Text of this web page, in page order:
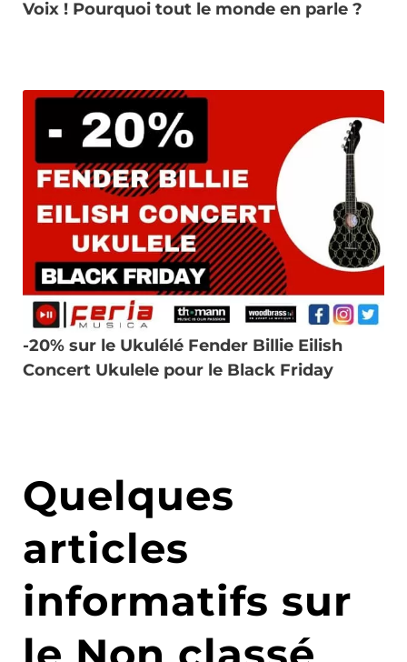
Voix ! Pourquoi tout le monde en parle ?
-20% sur le Ukulélé Fender Billie Eilish
Concert Ukulele pour le Black Friday
Quelques
articles
informatifs sur